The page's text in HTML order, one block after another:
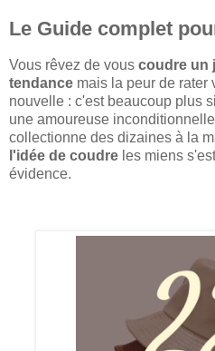
Le Guide complet
Vous rêvez de vous coudre un
tendance mais la peur de rater
nouvelle : c'est beaucoup plus
une amoureuse inconditionnelle
collectionne des dizaines à la
l'idée de coudre les miens
évidence.